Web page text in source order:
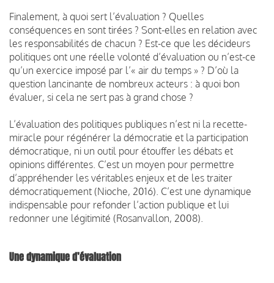
Finalement, à quoi sert l’évaluation ? Quelles
conséquences en sont tirées ? Sont-elles en relation avec
les responsabilités de chacun ? Est-ce que les décideurs
politiques ont une réelle volonté d’évaluation ou n’est-ce
qu’un exercice imposé par l’« air du temps » ? D’où la
question lancinante de nombreux acteurs : à quoi bon
évaluer, si cela ne sert pas à grand chose ?
L’évaluation des politiques publiques n’est ni la recette-
miracle pour régénérer la démocratie et la participation
démocratique, ni un outil pour étouffer les débats et
opinions différentes. C’est un moyen pour permettre
d’appréhender les véritables enjeux et de les traiter
démocratiquement (Nioche, 2016). C’est une dynamique
indispensable pour refonder l’action publique et lui
redonner une légitimité (Rosanvallon, 2008).
Une dynamique d’évaluation